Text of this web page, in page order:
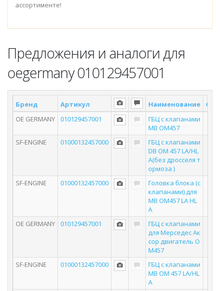
ассортименте!
Предложения и аналоги для
oegermany 010129457001
Бренд Артикул Наименование
OE GERMANY
010129457001
ГБЦ с клапанами
MB OM457
SF-ENGINE
01000132457000
ГБЦ с клапанами
DB OM 457 LA/HL
A(без дросселя т
ормоза )
SF-ENGINE
01000132457000
Головка блока (с
клапанами) для
MB OM457 LA HL
A
OE GERMANY
010129457001
ГБЦ с клапанами
для Мерседес Ак
сор двигатель O
M457
SF-ENGINE
01000132457000
ГБЦ с клапанами
MB OM 457 LA/HL
A